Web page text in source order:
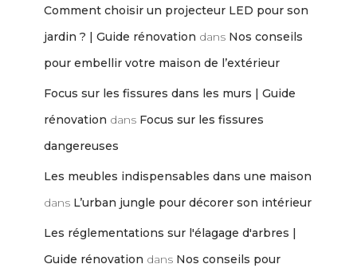
Comment choisir un projecteur LED pour son
jardin ? | Guide rénovation dans Nos conseils
pour embellir votre maison de l’extérieur
Focus sur les fissures dans les murs | Guide
rénovation dans Focus sur les fissures
dangereuses
Les meubles indispensables dans une maison
dans L’urban jungle pour décorer son intérieur
Les réglementations sur l'élagage d'arbres |
Guide rénovation dans Nos conseils pour